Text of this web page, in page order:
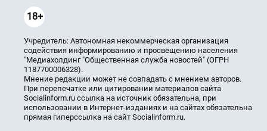
18+
Учредитель: Автономная некоммерческая организация
содействия информированию и просвещению населения
"Медиахолдинг "Общественная служба новостей" (ОГРН
1187700006328).
Мнение редакции может не совпадать с мнением авторов.
При перепечатке или цитировании материалов сайта
Socialinform.ru ссылка на источник обязательна, при
использовании в Интернет-изданиях и на сайтах обязательна
прямая гиперссылка на сайт Socialinform.ru.